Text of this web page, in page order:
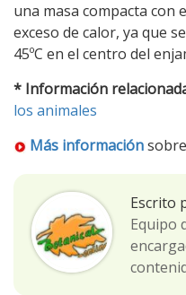
una masa compacta
exceso de calor, ya que
45ºC en el centro del
* Información
los animales
Más informaciónsobre
Escrito
Equipo